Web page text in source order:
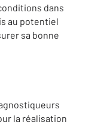
dans
au potentiel
sa bonne
la réalisation